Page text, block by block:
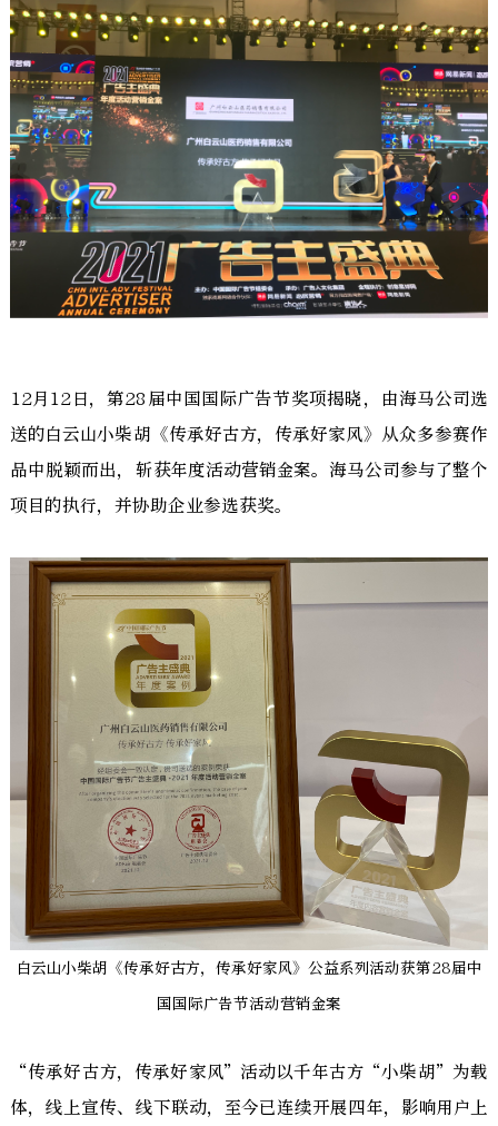
12月12日，第28届中国国际广告节奖项揭晓，由海马公司选
送的白云山小柴胡《传承好古方，传承好家风》从众多参赛作
品中脱颖而出，斩获年度活动营销金案。海马公司参与了整个
项目的执行，并协助企业参选获奖。
白云山小柴胡《传承好古方，传承好家风》公益系列活动获第28届中
国国际广告节活动营销金案
“传承好古方，传承好家风”活动以千年古方“小柴胡”为载
体，线上宣传、线下联动，至今已连续开展四年，影响用户上